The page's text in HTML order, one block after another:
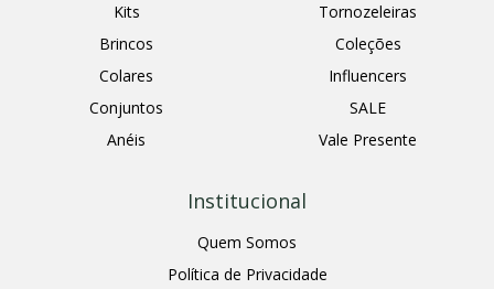
Kits
Brincos
Colares
Conjuntos
Anéis
Tornozeleiras
Coleções
Influencers
SALE
Vale Presente
Institucional
Quem Somos
Política de Privacidade